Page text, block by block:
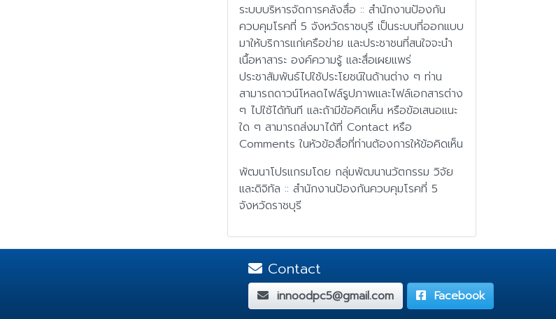
ระบบบริหารจัดการคลังสื่อ :: สำนักงานป้องกัน
ควบคุมโรคที่ 5 จังหวัดราชบุรี เป็นระบบที่ออกแบบ
มาให้บริการแก่เครือข่าย และประชาชนที่สนใจจะนำ
เนื้อหาสาระ องค์ความรู้ และสื่อเผยแพร่
ประชาสัมพันธ์ไปใช้ประโยชน์ในด้านต่าง ๆ ท่าน
สามารถดาวน์โหลดไฟล์รูปภาพและไฟล์เอกสารต่าง
ๆ ไปใช้ได้ทันที และถ้ามีข้อคิดเห็น หรือข้อเสนอแนะ
ใด ๆ สามารถส่งมาได้ที่ Contact หรือ
Comments ในหัวข้อสื่อที่ท่านต้องการให้ข้อคิดเห็น
พัฒนาโปรแกรมโดย กลุ่มพัฒนานวัตกรรม วิจัย
และดิจิทัล :: สำนักงานป้องกันควบคุมโรคที่ 5
จังหวัดราชบุรี
Contact
innoodpc5@gmail.com Facebook